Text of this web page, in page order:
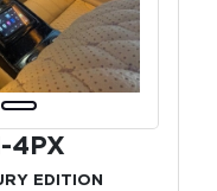
4PX
EDITION